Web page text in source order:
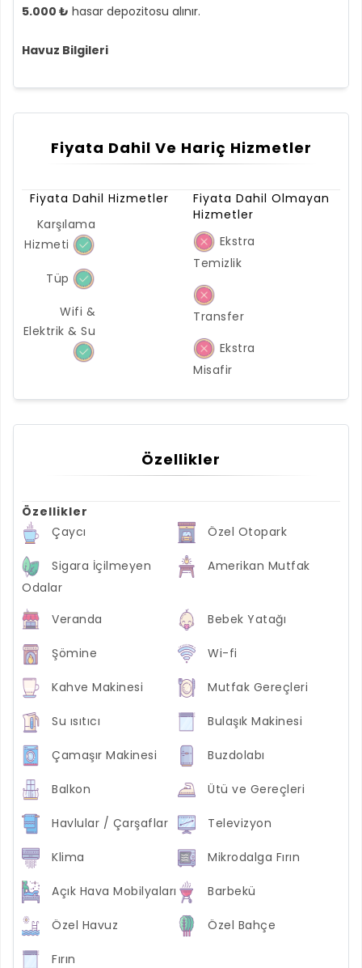
5.000 ₺ hasar depozitosu alınır.
Havuz Bilgileri
Fiyata Dahil Ve Hariç Hizmetler
Fiyata Dahil Hizmetler
Karşılama
Hizmeti
Tüp
Wifi &
Elektrik & Su
Fiyata Dahil Olmayan
Hizmetler
Ekstra
Temizlik
Transfer
Ekstra
Misafir
Özellikler
Özellikler
Çaycı
Özel Otopark
Sigara İçilmeyen
Odalar
Amerikan Mutfak
Veranda Bebek Yatağı
Şömine Wi-fi
Kahve Makinesi Mutfak Gereçleri
Su ısıtıcı Bulaşık Makinesi
Çamaşır Makinesi Buzdolabı
Balkon Ütü ve Gereçleri
Havlular / Çarşaflar Televizyon
Klima Mikrodalga Fırın
Açık Hava Mobilyaları Barbekü
Özel Havuz Özel Bahçe
Fırın